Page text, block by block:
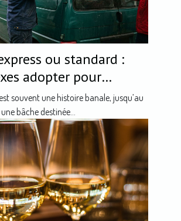
ou standard :
adopter pour
bâche lors du
souvent une histoire banale, jusqu’au
bâche destinée...